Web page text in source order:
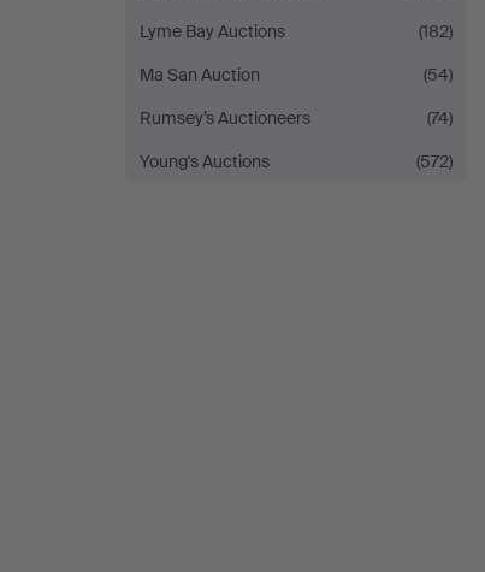
Lyme Bay Auctions
(182)
Ma San Auction
(54)
Rumsey’s Auctioneers
(74)
Young's Auctions
(572)